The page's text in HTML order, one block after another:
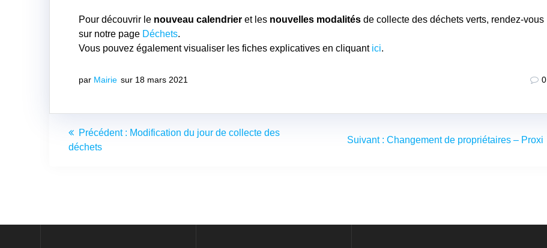
Pour découvrir le nouveau calendrier et les nouvelles modalités de collecte des déchets verts, rendez-vous
sur notre page Déchets.
Vous pouvez également visualiser les fiches explicatives en cliquant ici.
par Mairie sur 18 mars 2021 0
Navigation
de
Précédent : Article
Modification du jour de collecte des
déchets
Suivant : Article
Changement de propriétaires – Proxi